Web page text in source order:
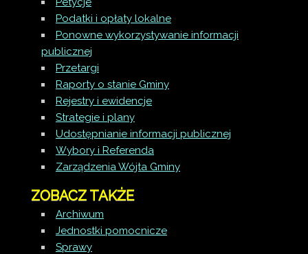
Podatki i opłaty lokalne
Ponowne wykorzystywanie informacji
publicznej
Przetargi
Raporty o stanie Gminy
Rejestry i ewidencje
Strategie i plany
Udostępnianie informacji publicznej
Wybory i Referenda
Zarządzenia Wójta Gminy
ZOBACZ TAKŻE
Archiwum
Jednostki pomocnicze
Sprawy